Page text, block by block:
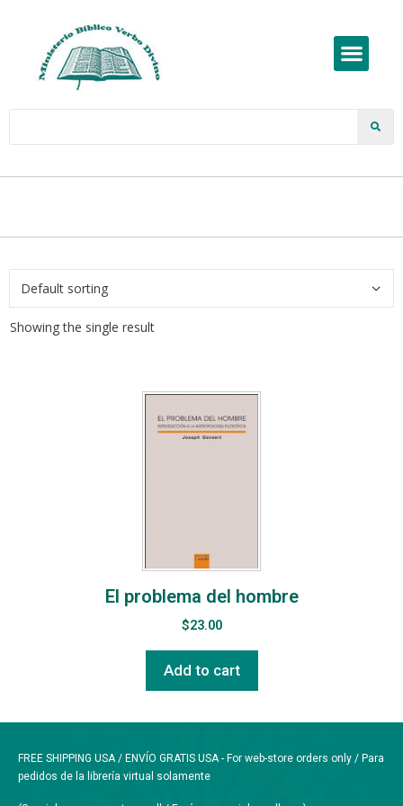
Showing the single result
El problema del hombre
$23.00
Add to cart
FREE SHIPPING USA / ENVÍO GRATIS USA - For web-store orders only / Para
pedidos de la librería virtual solamente